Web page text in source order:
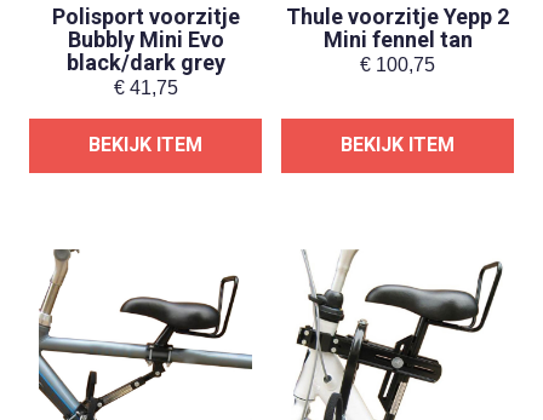
Polisport voorzitje
Bubbly Mini Evo
black/dark grey
€41,75
BEKIJK ITEM
Thule voorzitje Yepp 2
Mini fennel tan
€ 100,75
BEKIJK ITEM